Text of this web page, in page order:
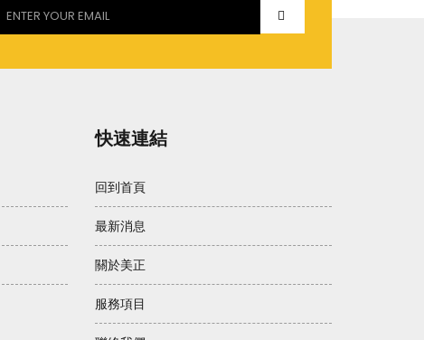
快速連結
回到首頁
最新消息
關於美正
服務項目